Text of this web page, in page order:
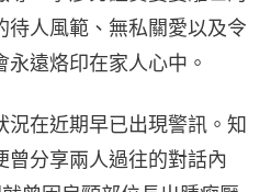
待人風範、無私關愛以及令
遠烙印在家人心中。
在近期早已出現警訊。知
曾分享兩人過往的對話內